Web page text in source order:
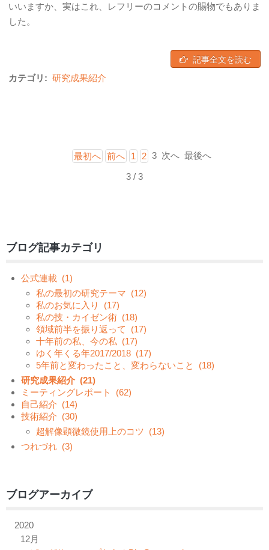
いいますか、実はこれ、レフリーのコメントの賜物でもありま
した。
記事全文を読む
カテゴリ: 研究成果紹介
最初へ 前へ 1 2 3 次へ 最後へ
3 / 3
ブログ記事カテゴリ
公式連載 (1)
私の最初の研究テーマ (12)
私のお気に入り
(17)
私の技・カイゼン術 (18)
領域前半を振り返って
(17)
十年前の私、今の私 (17)
ゆく年くる年2017/2018 (17)
5年前と変わったこと、変わらないこと
(18)
研究成果紹介 (21)
ミーティングレポート
(62)
自己紹介 (14)
技術紹介 (30)
超解像顕微鏡使用上のコツ (13)
つれづれ (3)
ブログアーカイブ
2020
12月